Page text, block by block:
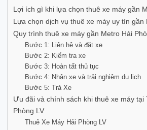
Lợi ích gì khi lựa chọn thuê xe máy gần
Lựa chọn dịch vụ thuê xe máy uy tín gần
Quy trình thuê xe máy gần Metro Hải
Bước 1: Liên hệ và đặt xe
Bước 2: Kiểm tra xe
Bước 3: Hoàn tất thủ tục
Bước 4: Nhận xe và trải nghiệm du lịch
Bước 5: Trả Xe
Ưu đãi và chính sách khi thuê xe máy tại
Phòng LV
Thuê Xe Máy Hải Phòng LV